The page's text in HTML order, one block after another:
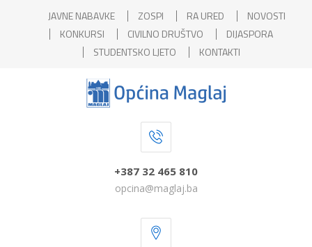
JAVNE NABAVKE ZOSPI RA URED
NOVOSTI
KONKURSI
CIVILNO DRUŠTVO
DIJASPORA
STUDENTSKO LJETO
KONTAKTI
+387 32 465 810
opcina@maglaj.ba